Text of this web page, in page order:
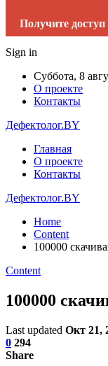
Получите доступ
Sign in
Суббота, 8
О проекте
Контакты
Дефектолог.BY
Главная
О проекте
Контакты
Дефектолог.BY
Home
Content
100000
Content
100000
Last updated Окт 21,
0 294
Share